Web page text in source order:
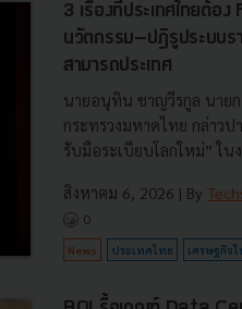
3 เรื่องที่ประเทศไทยต้อ
นวัตกรรม–ปฏิรูประบบร
สามารถประเทศ
นายอนุทิน ชาญวีรกูล นาย
กระทรวงมหาดไทย กล่าว
รับมือระเบียบโลกใหม่” ใน
สิงหาคม 6, 2026 | By
0
News ประเทศไทย เศรษฐกิจ